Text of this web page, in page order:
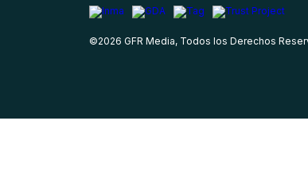
©2026 GFR Media, Todos los Derechos